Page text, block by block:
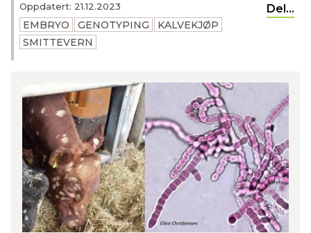
Oppdatert: 21.12.2023
EMBRYO GENOTYPING
KALVEKJØP
SMITTEVERN
Del...